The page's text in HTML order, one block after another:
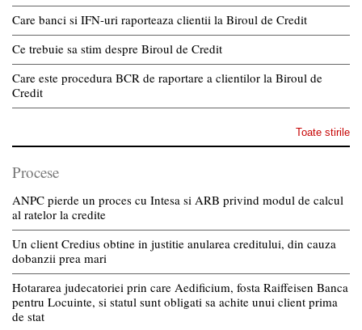
Care banci si IFN-uri raporteaza clientii la Biroul de Credit
Ce trebuie sa stim despre Biroul de Credit
Care este procedura BCR de raportare a clientilor la Biroul de
Credit
Toate stirile
Procese
ANPC pierde un proces cu Intesa si ARB privind modul de calcul
al ratelor la credite
Un client Credius obtine in justitie anularea creditului, din cauza
dobanzii prea mari
Hotararea judecatoriei prin care Aedificium, fosta Raiffeisen Banca
pentru Locuinte, si statul sunt obligati sa achite unui client prima
de stat